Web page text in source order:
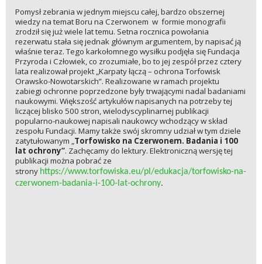
Pomysł zebrania w jednym miejscu całej, bardzo obszernej
wiedzy na temat Boru na Czerwonem w formie monografii
zrodził się już wiele lat temu. Setna rocznica powołania
rezerwatu stała się jednak głównym argumentem, by napisać ją
właśnie teraz. Tego karkołomnego wysiłku podjęła się Fundacja
Przyroda i Człowiek, co zrozumiałe, bo to jej zespół przez cztery
lata realizował projekt „Karpaty łączą – ochrona Torfowisk
Orawsko-Nowotarskich”. Realizowane w ramach projektu
zabiegi ochronne poprzedzone były trwającymi nadal badaniami
naukowymi. Większość artykułów napisanych na potrzeby tej
liczącej blisko 500 stron, wielodyscyplinarnej publikacji
popularno-naukowej napisali naukowcy wchodzący w skład
zespołu Fundacji. Mamy także swój skromny udział w tym dziele
zatytułowanym „Torfowisko na Czerwonem. Badania i 100
lat ochrony”. Zachęcamy do lektury. Elektroniczną wersję tej
publikacji można pobrać ze
strony https://www.torfowiska.eu/pl/edukacja/torfowisko-na-
czerwonem-badania-i-100-lat-ochrony.